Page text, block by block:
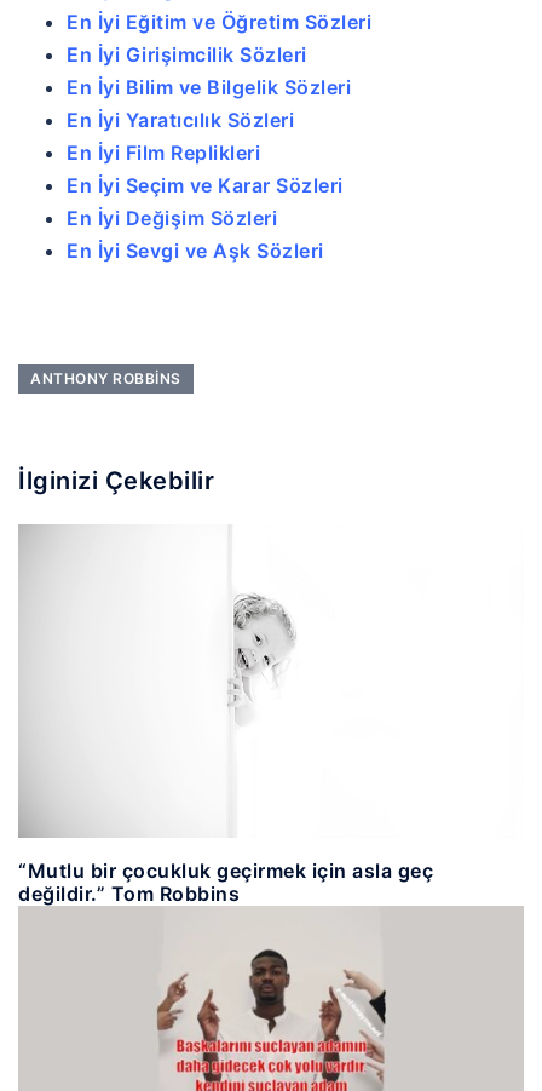
En İyi Eğitim ve Öğretim Sözleri
En İyi Girişimcilik Sözleri
En İyi Bilim ve Bilgelik Sözleri
En İyi Yaratıcılık Sözleri
En İyi Film Replikleri
En İyi Seçim ve Karar Sözleri
En İyi Değişim Sözleri
En İyi Sevgi ve Aşk Sözleri
ANTHONY ROBBINS
İlginizi Çekebilir
“Mutlu bir çocukluk geçirmek için asla geç
değildir.” Tom Robbins